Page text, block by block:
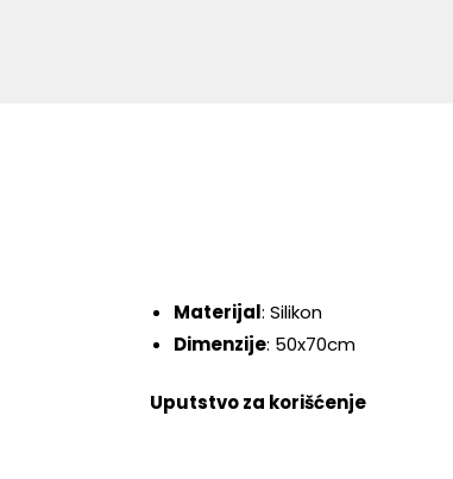
Materijal: Silikon
Dimenzije: 50x70cm
Uputstvo za korišćenje